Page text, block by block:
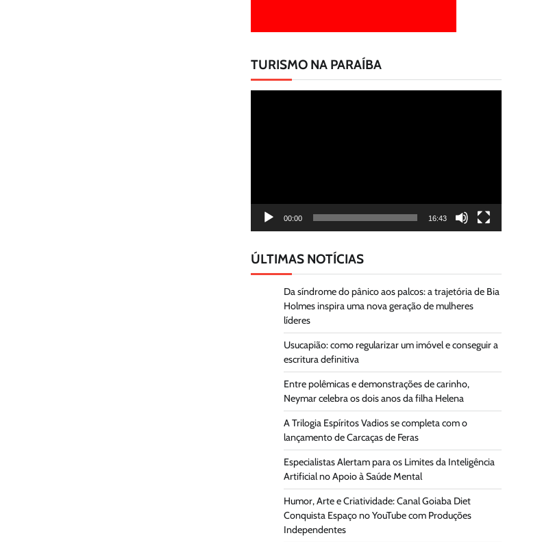
TURISMO NA PARAÍBA
00:00 16:43
ÚLTIMAS NOTÍCIAS
Da síndrome do pânico aos palcos: a trajetória de Bia
Holmes inspira uma nova geração de mulheres
líderes
Usucapião: como regularizar um imóvel e conseguir a
escritura definitiva
Entre polêmicas e demonstrações de carinho,
Neymar celebra os dois anos da filha Helena
A Trilogia Espíritos Vadios se completa com o
lançamento de Carcaças de Feras
Especialistas Alertam para os Limites da Inteligência
Artificial no Apoio à Saúde Mental
Humor, Arte e Criatividade: Canal Goiaba Diet
Conquista Espaço no YouTube com Produções
Independentes